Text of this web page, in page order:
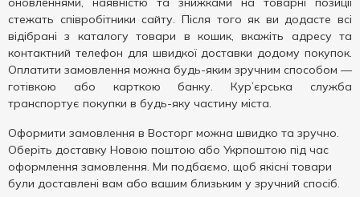
стежать співробітники сайту. Після того як ви додасте всі
відібрані з каталогу товари в кошик, вкажіть адресу та
контактний телефон для швидкої доставки додому покупок.
Оплатити замовлення можна будь-яким зручним способом —
готівкою або карткою банку. Кур’єрська служба
транспортує покупки в будь-яку частину міста.
Оформити замовлення в Восторг можна швидко та зручно.
Оберіть доставку Новою поштою або Укрпоштою під час
оформлення замовлення. Ми подбаємо, щоб якісні товари
були доставлені вам або вашим близьким у зручний спосіб.